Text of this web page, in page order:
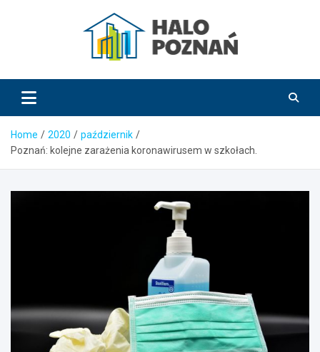
HaloPoznań.pl
Home 2020
październik
Poznań: kolejne zarażenia koronawirusem w szkołach.